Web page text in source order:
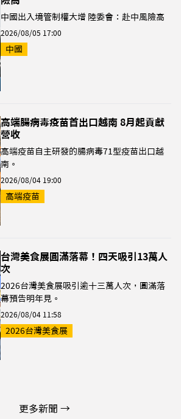
中國出入境管制權大增 陸委會：赴中風險高
2026/08/05 17:00
中國
高端腸病毒疫苗首出口越南 8月起貢獻
營收
高端疫苗自主研發的腸病毒71型疫苗出口越
南。
2026/08/04 19:00
高端疫苗
台灣美食展圓滿落幕！四天吸引13萬人
次
2026台灣美食展吸引逾十三萬人次，圓滿落
幕預告明年見。
2026/08/04 11:58
2026台灣美食展
更多新聞 →